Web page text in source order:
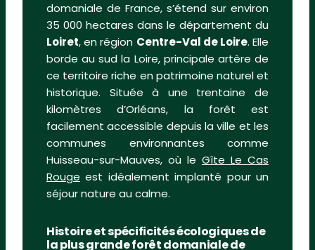
domaniale de France, s’étend sur environ
35 000 hectares dans le département du
Loiret, en région Centre-Val de Loire. Elle
borde au sud la Loire, principale artère de
ce territoire riche en patrimoine naturel et
historique. Située à une trentaine de
kilomètres d’Orléans, la forêt est
facilement accessible depuis la ville et les
communes environnantes comme
Huisseau-sur-Mauves, où le Gîte Le Cas
Rouge est idéalement implanté pour un
séjour nature au calme.
Histoire et spécificités écologiques de
la plus grande forêt domaniale de